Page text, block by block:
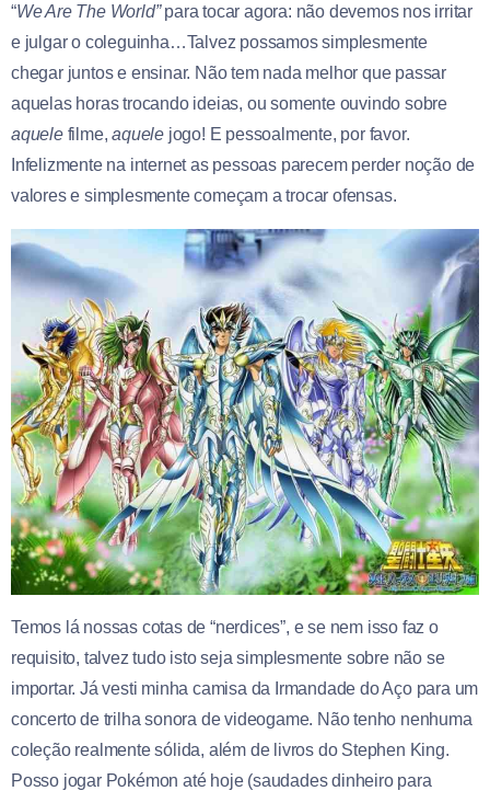
“We Are The World”para tocar agora: não devemos nos irritar
e julgar o coleguinha…Talvez possamos simplesmente
chegar juntos e ensinar. Não tem nada melhor que passar
aquelas horas trocando ideias, ou somente ouvindo sobre
aquelefilme,aquele jogo! E pessoalmente, por favor.
Infelizmente na internet as pessoas parecem perder noção de
valores e simplesmente começam a trocar ofensas.
Temos lá nossas cotas de “nerdices”, e se nem isso faz o
requisito, talvez tudo isto seja simplesmente sobre não se
importar. Já vesti minhacamisa da Irmandade do Aço para um
concerto de trilha sonora de videogame. Não tenho nenhuma
coleção realmente sólida, além de livros do Stephen King.
Posso jogar Pokémon até hoje (saudades dinheiro para